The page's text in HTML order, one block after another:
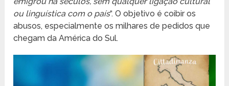
ou linguística com o país“. O objetivo é coibir os
abusos, especialmente os milhares de pedidos que
chegam da América do Sul.